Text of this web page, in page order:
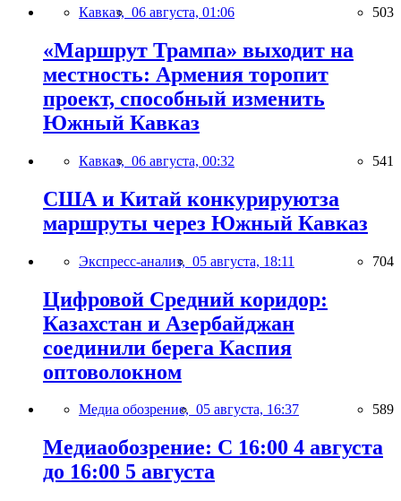
Кавказ, 06 августа, 01:06 503
«Маршрут Трампа» выходит на
местность: Армения торопит
проект, способный изменить
Южный Кавказ
Кавказ, 06 августа, 00:32 541
США и Китай конкурируютза
маршруты через Южный Кавказ
Экспресс-анализ, 05 августа, 18:11 704
Цифровой Средний коридор:
Казахстан и Азербайджан
соединили берега Каспия
оптоволокном
Медиа обозрение, 05 августа, 16:37 589
Медиаобозрение: С 16:00 4 августа
до 16:00 5 августа